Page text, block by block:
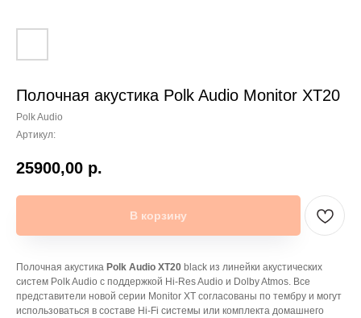
Полочная акустика Polk Audio Monitor XT20
Polk Audio
Артикул:
25900,00 р.
В корзину
Полочная акустика Polk Audio XT20 black из линейки акустических
систем Polk Audio с поддержкой Hi-Res Audio и Dolby Atmos. Все
представители новой серии Monitor XT согласованы по тембру и могут
использоваться в составе Hi-Fi системы или комплекта домашнего